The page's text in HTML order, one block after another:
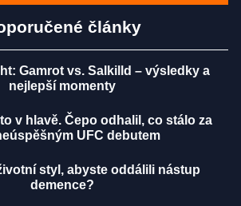
články
Gamrot vs. Salkilld – výsledky a
nejlepší momenty
v hlavě. Čepo odhalil, co stálo za
UFC debutem
styl, abyste oddálili nástup
demence?